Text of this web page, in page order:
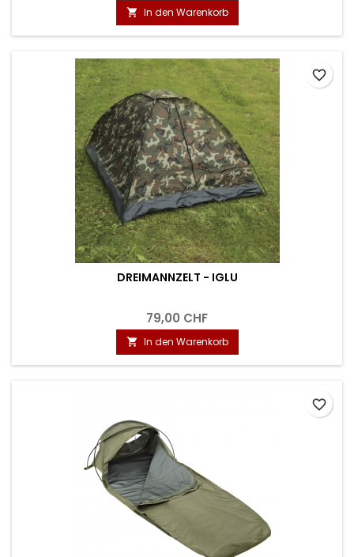
 In den Warenkorb
DREIMANNZELT - IGLU
79,00 CHF
 In den Warenkorb
favorite_border
favorite_border